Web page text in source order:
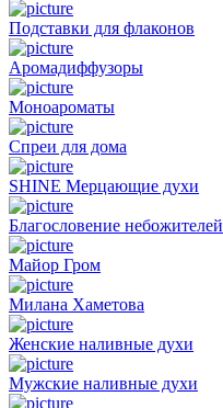
Подставки для флаконов
Аромадиффузоры
Моноароматы
Спреи для дома
SHINE Мерцающие духи
Благословение небожителей
Майор Гром
Милана Хаметова
Женские наливные духи
Мужские наливные духи